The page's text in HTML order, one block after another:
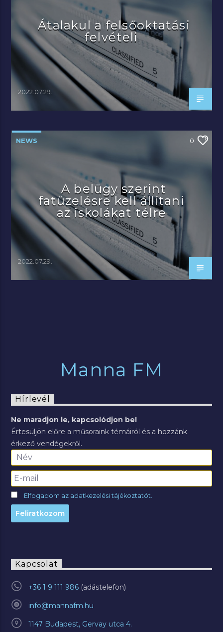
Átalakul a felsőoktatási
felvételi
2022.07.29.
NEWS 0
A belügy szerint
fatüzelésre kell állítani
az iskolákat télre
2022.07.29.
Manna FM
Hírlevél
Ne maradjon le, kapcsolódjon be!
Értesüljön előre a műsoraink témáiról és a hozzánk
érkező vendégekről.
Elfogadom az adatkezelési tájékoztatót.
Kapcsolat
+36 1 9 111 986
info@mannafm.hu
1147 Budapest, Gervay utca 4.